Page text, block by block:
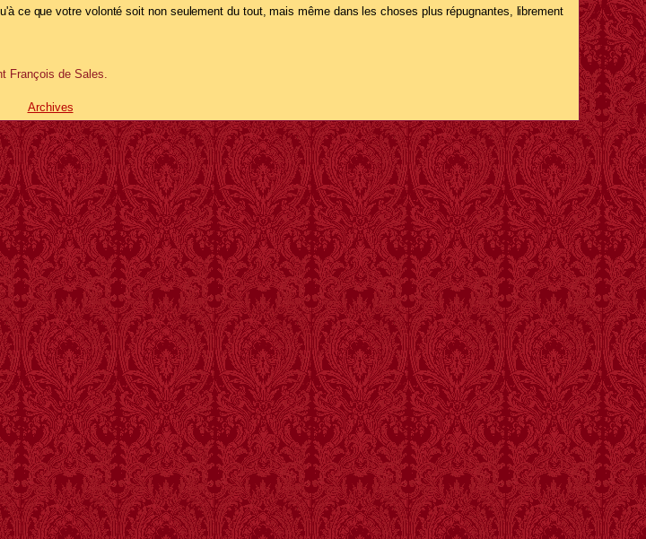
ce que votre volonté soit non seulement du tout, mais même dans les choses plus répugnantes, librement
François de Sales.
Archives